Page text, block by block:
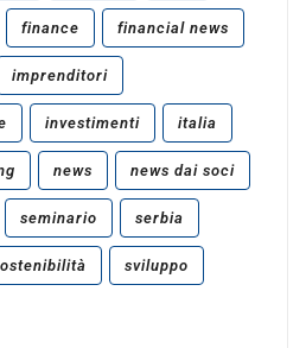
finance financial news
imprenditori
investimenti italia
news news dai soci
seminario serbia
sviluppo